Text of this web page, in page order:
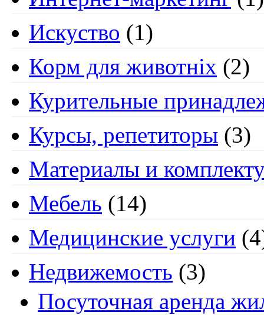
Искуство (1)
Корм для животніх (2)
Курительные
Курсы, репетиторы (3)
Материалы и
Мебель (14)
Медицинские услуги
Недвижемость (3)
Посуточная аренда